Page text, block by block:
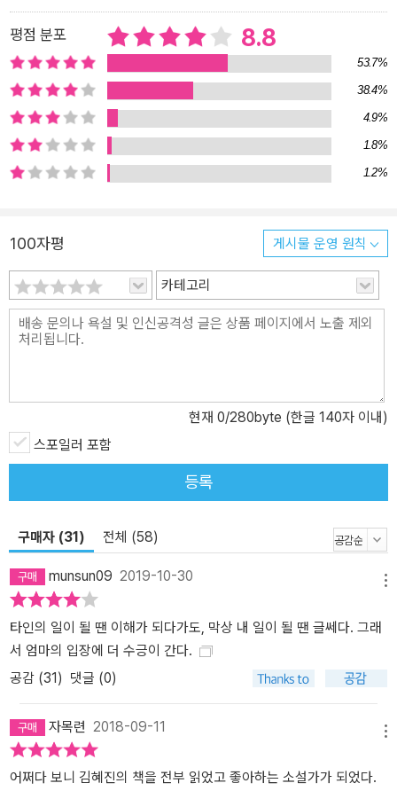
각자 살아가는 방식이 다르다며? 다른 게 나쁜 게 아니라며? 그거 다
엄마가 한 말 아냐? 그런 말이 왜 나한테는 항상 예외인 건데.” 그린과
레인은 화자의 딸과 딸의 연인이 서로를 부르는 이름이다. 7년 동안
교제한 사이로, 그린은 현재 대학교 시간 강사다. 동료 강사를 일방적
으로 해직한 대학을 상대로 시위를 벌이고 있다. 성소수자에 대한 부
당한 처우에 맞서느라 어느덧 세계와 불화하는 법, 세계를 거부하는
법에 익숙해진 투쟁의 삶을 살고 있다. 하지만 선입견과 편견에 갇혀
듣고 싶은 것만 듣고 보고 싶은 것만 보는 세상은 이들의 이야기에 좀
명해야 할까. 어쩌면 나도, 딸애도 저 여자처럼 길고 긴 삶의 끝에 처
박히다시피 하며 죽음을 기다리는 벌을 받게 될까.” 화자가 요양원에
서 돌보는 노인. 젊은 날 해외에서 공부하며 한국계 입양아들을 위해
일하고 한국에 돌아와서는 이주 노동자들을 위해 일하다 이제는 치매
에 걸려 요양원에 머무르고 있다. “젊은 날의 그 귀한 힘과 정성, 마음
정당한 대우를 받기는커녕 값싼 요양원으로 쫓겨날 처지에 놓여 있
다. 평생을 소외된 자들을 돌보는 데 헌신한 삶이지만 정작 누구도 자
신을 돌봐주지 않는 젠의 비참한 노후. 그리고 젠에게 곧잘 자신을 투
영하는 ‘나’. 이는 ‘늙은 여성’이 한국 사회에서 자리할 수 있는 위치를
평점 분포 8.8
53.7%
38.4%
4.9%
1.8%
1.2%
100자평 게시물 운영 원칙
카테고리
현재 0/280byte (한글 140자 이내)
스포일러 포함
등록
구매자 (31) 전체 (58)
munsun09 2019-10-30
타인의 일이 될 땐 이해가 되다가도, 막상 내 일이 될 땐 글쎄다. 그래
서 엄마의 입장에 더 수긍이 간다.
공감 (31) 댓글 (0)
자목련 2018-09-11
어쩌다 보니 김혜진의 책을 전부 읽었고 좋아하는 소설가가 되었다.